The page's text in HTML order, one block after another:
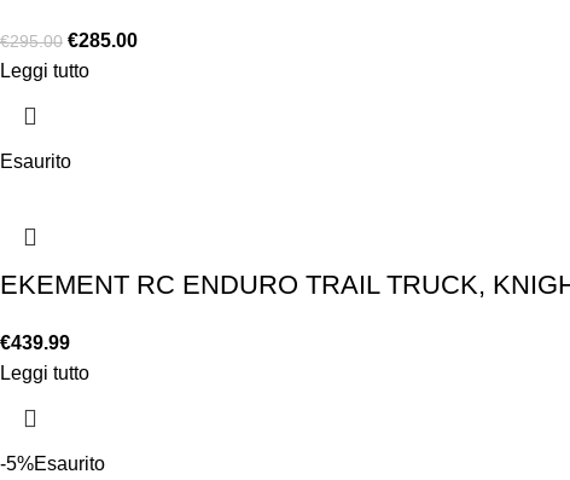
€295.00 €285.00
Leggi tutto
Esaurito
EKEMENT RC ENDURO TRAIL TRUCK,
€439.99
Leggi tutto
-5%Esaurito